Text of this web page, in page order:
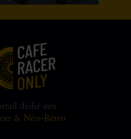
dédié aux
& Néo-Rétro